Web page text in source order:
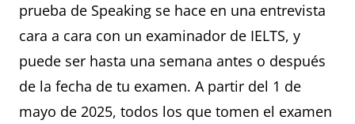
prueba de Speaking se hace en una entrevista
cara a cara con un examinador de IELTS, y
puede ser hasta una semana antes o después
de la fecha de tu examen. A partir del 1 de
mayo de 2025, todos los que tomen el examen